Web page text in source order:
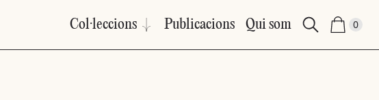
Col·leccions Publicacions Qui som 0